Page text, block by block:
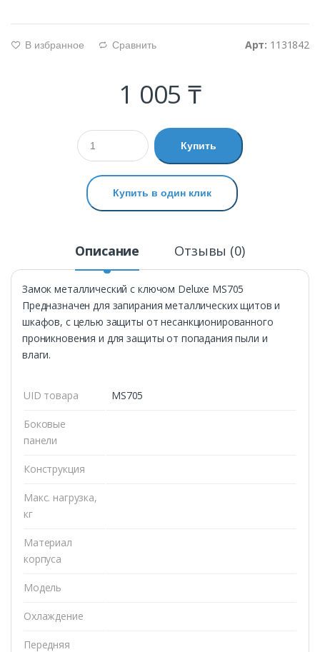
Арт: 1131842
g В избранное d Сравнить
1 005 ₸
Купить
Купить в один клик
Описание Отзывы (0)
Замок металлический с ключом Deluxe MS705
Предназначен для запирания металлических щитов и
шкафов, с целью защиты от несанкционированного
проникновения и для защиты от попадания пыли и
влаги.
UID товара MS705
Боковые
панели
Конструкция
Макс. нагрузка,
кг
Материал
корпуса
Модель
Охлаждение
Передняя